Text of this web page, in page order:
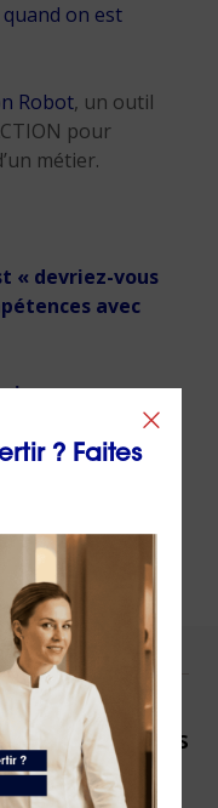
on est
Robot, un outil
pour
métier.
« devriez-vous
avec
online
!
dans
dans votre
? Faites